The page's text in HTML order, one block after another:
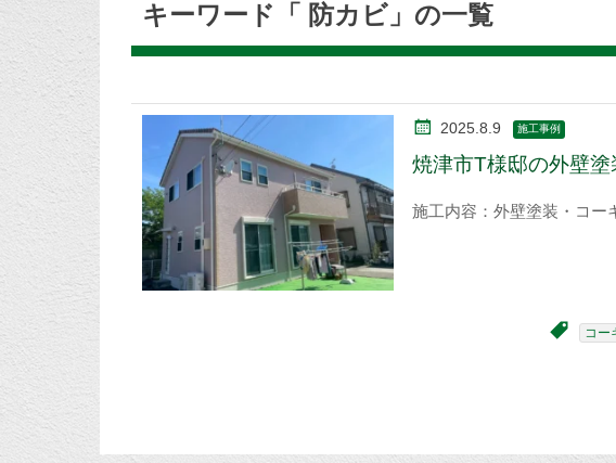
キーワード「 防カビ」の一覧
2025.8.9 施工事例
焼津市T様邸の外壁塗
施工内容：外壁塗装・コー
コー